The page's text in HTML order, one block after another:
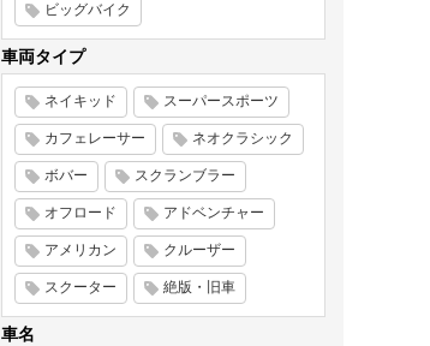
ビッグバイク
車両タイプ
ネイキッド スーパースポーツ
カフェレーサー ネオクラシック
ボバー スクランブラー
オフロード アドベンチャー
アメリカン クルーザー
スクーター 絶版・旧車
車名